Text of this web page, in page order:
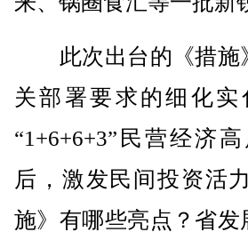
此次出台的《措施
关部署要求的细化
“1+6+6+3”民营经济
后，激发民间投资活
施》有哪些亮点？省